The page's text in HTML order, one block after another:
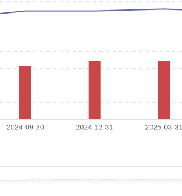
任职日期：2026-06-12
硕士。历任施罗德国际商业银行东南亚区域合规经理、
管理人员工商管理硕士（EMBA）。自1983年7月至
份有限公司独立董事，杭州立昂微电子股份有限公司独立